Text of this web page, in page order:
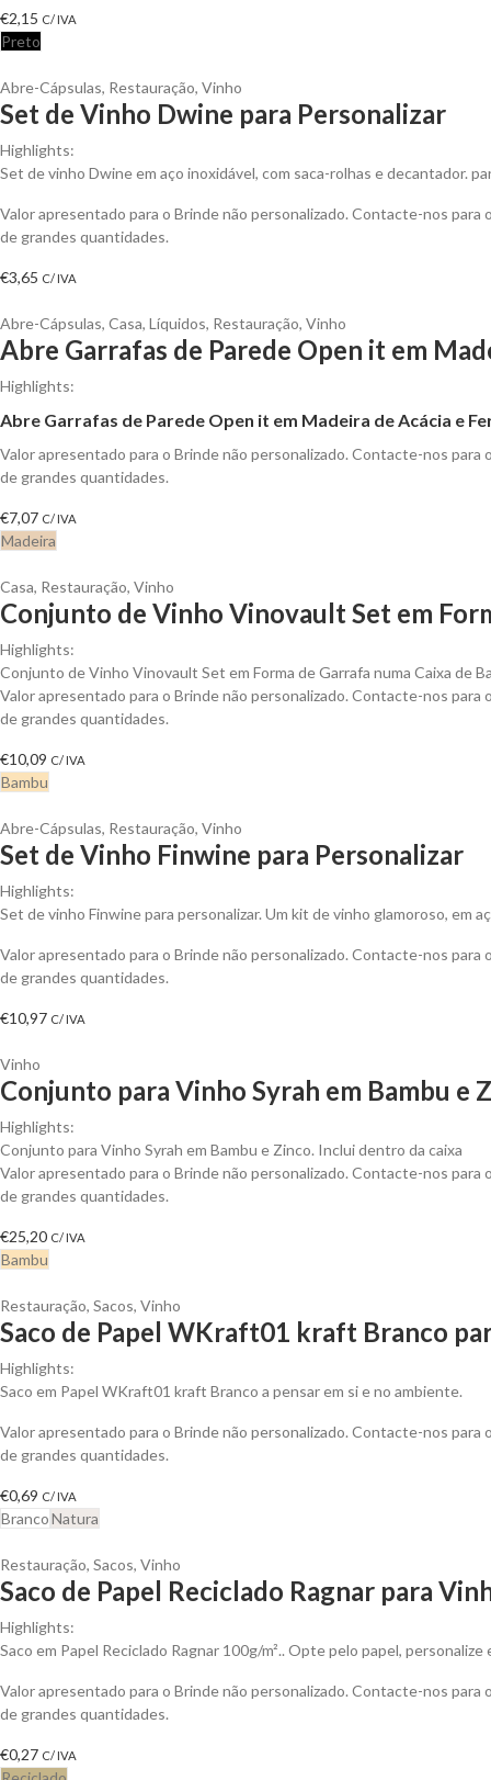
€2,15 C/ IVA
Preto
Abre-Cápsulas, Restauração, Vinho
Set de Vinho Dwine para Personalizar
Highlights:
Set de vinho Dwine em aço inoxidável, com saca-rolhas e decantador.
Valor apresentado para o Brinde não personalizado. Contacte-nos
de grandes quantidades.
€3,65 C/ IVA
Abre-Cápsulas, Casa, Líquidos, Restauração, Vinho
Abre Garrafas de Parede Open it em
Highlights:
Abre Garrafas de Parede Open it em Madeira de Acácia e
Valor apresentado para o Brinde não personalizado. Contacte-nos
de grandes quantidades.
€7,07 C/ IVA
Madeira
Casa, Restauração, Vinho
Conjunto de Vinho Vinovault Set em
Highlights:
Conjunto de Vinho Vinovault Set em Forma de Garrafa numa Caixa de
Valor apresentado para o Brinde não personalizado. Contacte-nos
de grandes quantidades.
€10,09 C/ IVA
Bambu
Abre-Cápsulas, Restauração, Vinho
Set de Vinho Finwine para Personalizar
Highlights:
Set de vinho Finwine para personalizar. Um kit de vinho glamoroso, em
Valor apresentado para o Brinde não personalizado. Contacte-nos
de grandes quantidades.
€10,97 C/ IVA
Vinho
Conjunto para Vinho Syrah em Bambu e
Highlights:
Conjunto para Vinho Syrah em Bambu e Zinco. Inclui dentro da caixa
Valor apresentado para o Brinde não personalizado. Contacte-nos
de grandes quantidades.
€25,20 C/ IVA
Bambu
Restauração, Sacos, Vinho
Saco de Papel WKraft01 kraft Branco
Highlights:
Saco em Papel WKraft01 kraft Branco a pensar em si e no ambiente.
Valor apresentado para o Brinde não personalizado. Contacte-nos
de grandes quantidades.
€0,69 C/ IVA
BrancoNatura
Restauração, Sacos, Vinho
Saco de Papel Reciclado Ragnar para
Highlights:
Saco em Papel Reciclado Ragnar 100g/m².. Opte pelo papel,
Valor apresentado para o Brinde não personalizado. Contacte-nos
de grandes quantidades.
€0,27 C/ IVA